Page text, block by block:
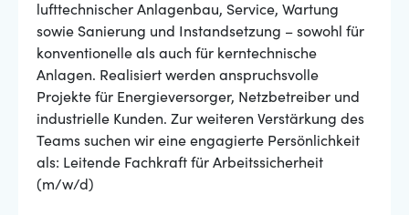
lufttechnischer Anlagenbau, Service, Wartung
sowie Sanierung und Instandsetzung – sowohl für
konventionelle als auch für kerntechnische
Anlagen. Realisiert werden anspruchsvolle
Projekte für Energieversorger, Netzbetreiber und
industrielle Kunden. Zur weiteren Verstärkung des
Teams suchen wir eine engagierte Persönlichkeit
als: Leitende Fachkraft für Arbeitssicherheit
(m/w/d)